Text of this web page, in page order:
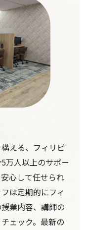
える、フィリピ
万人以上のサポー
心して任せられ
は定期的にフィ
業内容、講師の
ェック。最新の